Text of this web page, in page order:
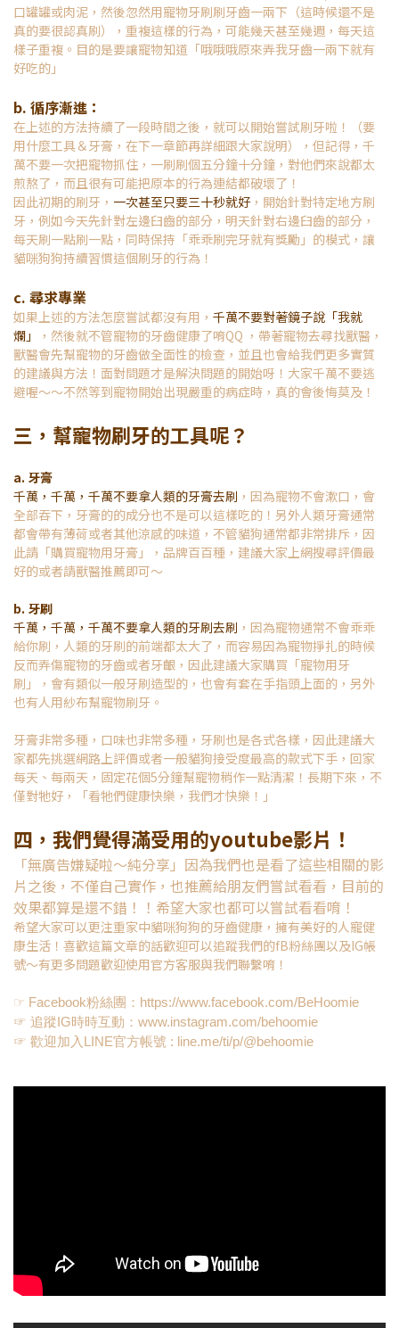
口罐罐或肉泥，然後忽然用寵物牙刷刷牙齒一兩下（這時候還不是
真的要很認真刷），重複這樣的行為，可能幾天甚至幾週，每天這
樣子重複。目的是要讓寵物知道「哦哦哦原來弄我牙齒一兩下就有
好吃的」
b. 循序漸進：
在上述的方法持續了一段時間之後，就可以開始嘗試刷牙啦！（要
用什麼工具＆牙膏，在下一章節再詳細跟大家說明），但記得，千
萬不要一次把寵物抓住，一刷刷個五分鐘十分鐘，對他們來說都太
煎熬了，而且很有可能把原本的行為連結都破壞了！
因此初期的刷牙， 一次甚至只要三十秒就好，開始針對特定地方刷
牙，例如今天先針對左邊臼齒的部分，明天針對右邊臼齒的部分，
每天刷一點刷一點，同時保持「乖乖刷完牙就有獎勵」的模式，讓
貓咪狗狗持續習慣這個刷牙的行為！
c. 尋求專業
如果上述的方法怎麼嘗試都沒有用， 千萬不要對著鏡子說「我就
爛」
，然後就不管寵物的牙齒健康了唷QQ ，帶著寵物去尋找獸醫，
獸醫會先幫寵物的牙齒做全面性的檢查，並且也會給我們更多實質
的建議與方法！面對問題才是解決問題的開始呀！大家千萬不要逃
避喔～～不然等到寵物開始出現嚴重的病症時，真的會後悔莫及！
三，幫寵物刷牙的工具呢？
a. 牙膏
千萬，千萬，千萬不要拿人類的牙膏去刷 ，因為寵物不會漱口，會
全部吞下，牙膏的的成分也不是可以這樣吃的！另外人類牙膏通常
都會帶有薄荷或者其他涼感的味道，不管貓狗通常都非常排斥，因
此請「購買寵物用牙膏」，品牌百百種，建議大家上網搜尋評價最
好的或者請獸醫推薦即可～
b. 牙刷
千萬，千萬，千萬不要拿人類的牙刷去刷 ，因為寵物通常不會乖乖
給你刷，人類的牙刷的前端都太大了，而容易因為寵物掙扎的時候
反而弄傷寵物的牙齒或者牙齦，因此建議大家購買「寵物用牙
刷」，會有類似一般牙刷造型的，也會有套在手指頭上面的，另外
也有人用紗布幫寵物刷牙。
牙膏非常多種，口味也非常多種，牙刷也是各式各樣，因此建議大
家都先挑選網路上評價或者一般貓狗接受度最高的款式下手，回家
每天、每兩天，固定花個5分鐘幫寵物稍作一點清潔！長期下來，不
僅對牠好，「看牠們健康快樂，我們才快樂！」
四，我們覺得滿受用的youtube影片！
「無廣告嫌疑啦～純分享」因為我們也是看了這些相關的影
片之後，不僅自己實作，也推薦給朋友們嘗試看看，目前的
效果都算是還不錯！！希望大家也都可以嘗試看看唷！
希望大家可以更注重家中貓咪狗狗的牙齒健康，擁有美好的人寵健
康生活！喜歡這篇文章的話歡迎可以追蹤我們的fB粉絲團以及IG帳
號～有更多問題歡迎使用官方客服與我們聯繫唷！
☞ Facebook粉絲團：https://www.facebook.com/BeHoomie
☞ 追蹤IG時時互動：www.instagram.com/behoomie
☞ 歡迎加入LINE官方帳號 : line.me/ti/p/@behoomie